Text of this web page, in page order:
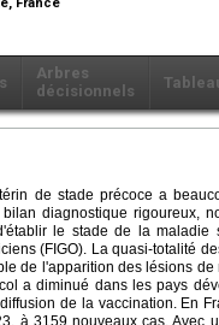
France
Arbres
décisionnels
de stade précoce a
diagnostique rigoureux,
le stade de la
(FIGO). La quasi-totalité
de l'apparition des lésions
a diminué dans les pays
de la vaccination. En
à 3159 nouveaux cas. Avec